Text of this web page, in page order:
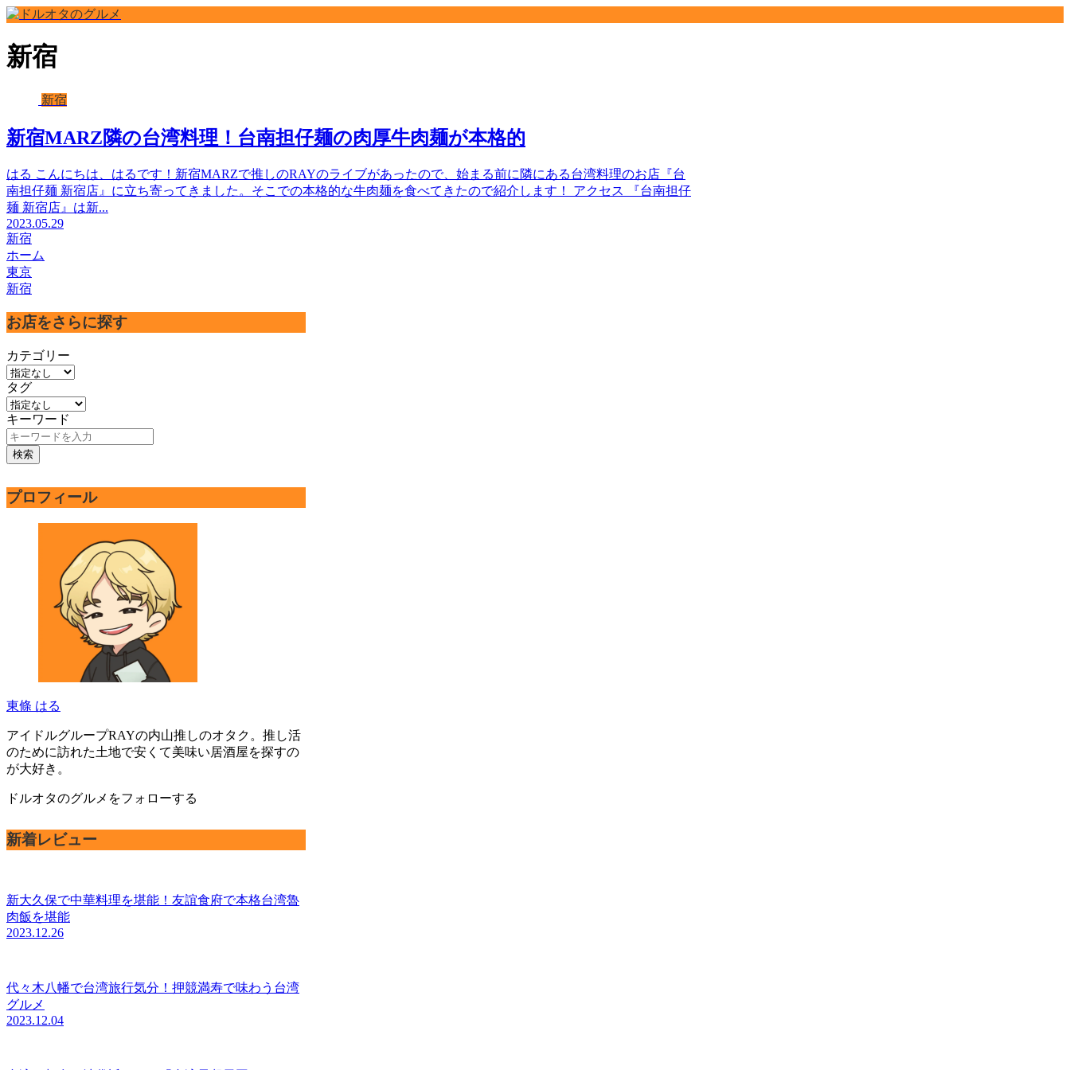
新宿
新宿
新宿MARZ隣の台湾料理！台南担仔麺の肉厚牛肉麺が本格的
はる こんにちは、はるです！新宿MARZで推しのRAYのライブがあったので、始まる前に隣にある台湾料理のお店『台
南担仔麺 新宿店』に立ち寄ってきました。そこでの本格的な牛肉麺を食べてきたので紹介します！ アクセス 『台南担仔
麺 新宿店』は新...
2023.05.29
新宿
ホーム
東京
新宿
お店をさらに探す
カテゴリー
タグ
キーワード
検索
プロフィール
東條 はる
アイドルグループRAYの内山推しのオタク。推し活
のために訪れた土地で安くて美味い居酒屋を探すの
が大好き。
ドルオタのグルメをフォローする
新着レビュー
新大久保で中華料理を堪能！友誼食府で本格台湾魯
肉飯を堪能
2023.12.26
代々木八幡で台湾旅行気分！押競満寿で味わう台湾
グルメ
2023.12.04